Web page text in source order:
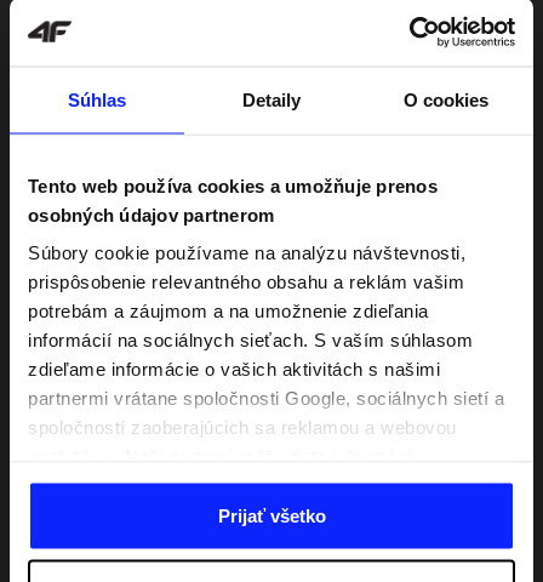
Súhlas Detaily O cookies
Tento web používa cookies a umožňuje prenos
osobných údajov partnerom
Súbory cookie používame na analýzu návštevnosti,
prispôsobenie relevantného obsahu a reklám vašim
potrebám a záujmom a na umožnenie zdieľania
informácií na sociálnych sieťach. S vaším súhlasom
zdieľame informácie o vašich aktivitách s našimi
partnermi vrátane spoločnosti Google, sociálnych sietí a
spoločností zaoberajúcich sa reklamou a webovou
kombinovať s inými, ktoré poskytnete mimo tejto
webovej stránky, ako aj s údajmi, ktoré získajú v
dôsledku vášho používania ich služieb. S vaším
Prijať všetko